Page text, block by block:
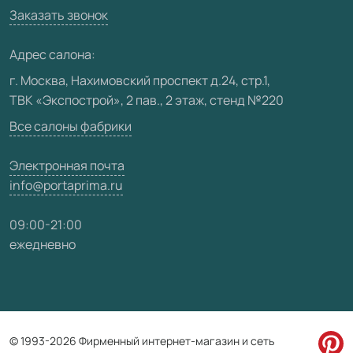
Юридическая информация
Вакансии
Видео
Карта сайта
Заказать звонок
Адрес салона:
г. Москва, Нахимовский проспект д.24, стр.1,
ТВК «Экспострой», 2 пав., 2 этаж, стенд №220
Все салоны фабрики
Электронная почта
info@portaprima.ru
09:00-21:00
ежедневно
© 1993-2026 Фирменный интернет-магазин и сеть